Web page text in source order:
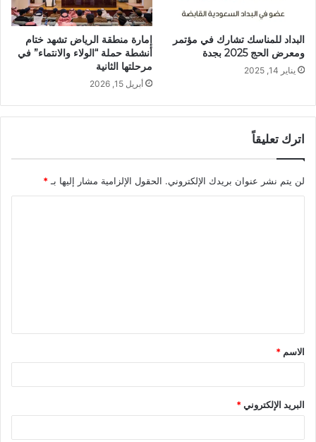
البداد للمناسك تشارك في مؤتمر
ومعرض الحج 2025 بجدة
يناير 14, 2025
إمارة منطقة الرياض تشهد ختام
أنشطة حملة “الولاء والانتماء” في
مرحلتها الثانية
أبريل 15, 2026
اترك تعليقاً
لن يتم نشر عنوان بريدك الإلكتروني. الحقول الإلزامية مشار إليها بـ *
ق
*
الاسم *
البريد الإلكتروني*